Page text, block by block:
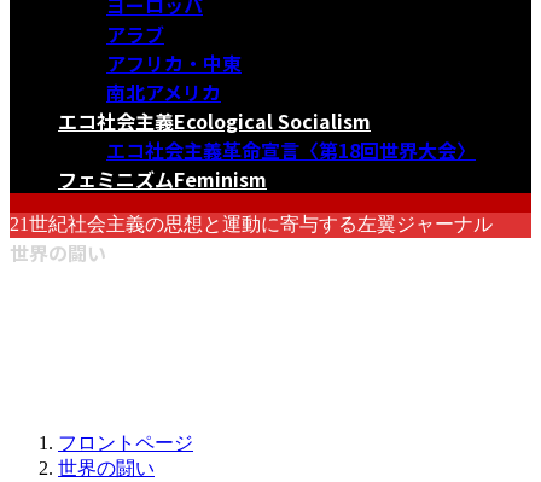
アラブ
アフリカ・中東
南北アメリカ
エコ社会主義Ecological Socialism
エコ社会主義革命宣言〈第18回世界大会〉
フェミニズムFeminism
21世紀社会主義の思想と運動に寄与する左翼ジャーナル
世界の闘い
フロントページ
世界の闘い